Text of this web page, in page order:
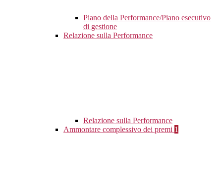
Piano della Performance/Piano esecutivo
di gestione
Relazione sulla Performance
Relazione sulla Performance
Ammontare complessivo dei premi 1